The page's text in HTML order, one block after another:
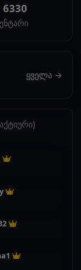
6330
ყველა →